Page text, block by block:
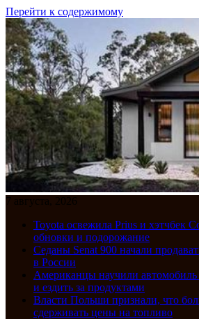
Перейти к содержимому
7 августа, 2026
Toyota освежила Prius и хэтчбек
обновки и подорожание
Седаны Senat 900 начали
в России
Американцы научили автомобиль
и ездить за продуктами
Власти Польши признали, что
сдерживать цены на топливо